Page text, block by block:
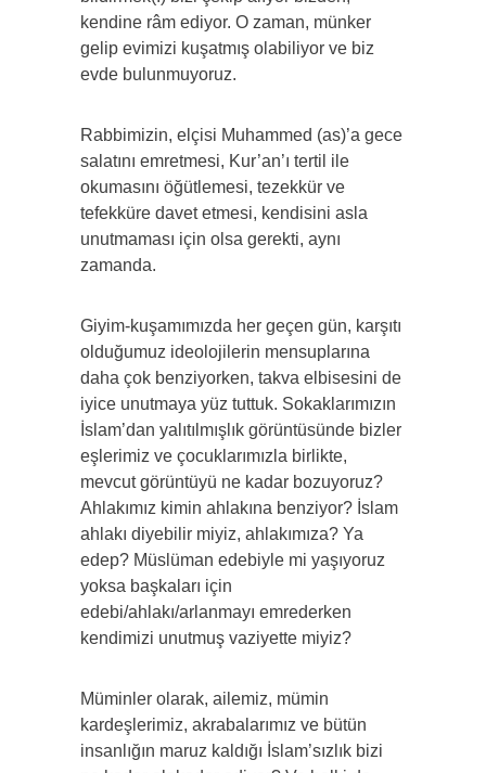
kendine râm ediyor. O zaman, münker
gelip evimizi kuşatmış olabiliyor ve biz
evde bulunmuyoruz.
Rabbimizin, elçisi Muhammed (as)’a gece
salatını emretmesi, Kur’an’ı tertil ile
okumasını öğütlemesi, tezekkür ve
tefekküre davet etmesi, kendisini asla
unutmaması için olsa gerekti, aynı
zamanda.
Giyim-kuşamımızda her geçen gün, karşıtı
olduğumuz ideolojilerin mensuplarına
daha çok benziyorken, takva elbisesini de
iyice unutmaya yüz tuttuk. Sokaklarımızın
İslam’dan yalıtılmışlık görüntüsünde bizler
eşlerimiz ve çocuklarımızla birlikte,
mevcut görüntüyü ne kadar bozuyoruz?
Ahlakımız kimin ahlakına benziyor? İslam
ahlakı diyebilir miyiz, ahlakımıza? Ya
edep? Müslüman edebiyle mi yaşıyoruz
yoksa başkaları için
edebi/ahlakı/arlanmayı emrederken
kendimizi unutmuş vaziyette miyiz?
Müminler olarak, ailemiz, mümin
kardeşlerimiz, akrabalarımız ve bütün
insanlığın maruz kaldığı İslam’sızlık bizi